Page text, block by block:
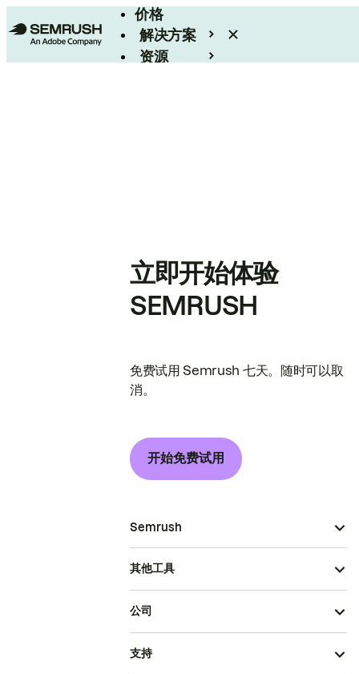
价格
解决方案
资源
立即开始体验
SEMRUSH
免费试用 Semrush 七天。随时可以取
消。
开始免费试用
Semrush
其他工具
公司
支持